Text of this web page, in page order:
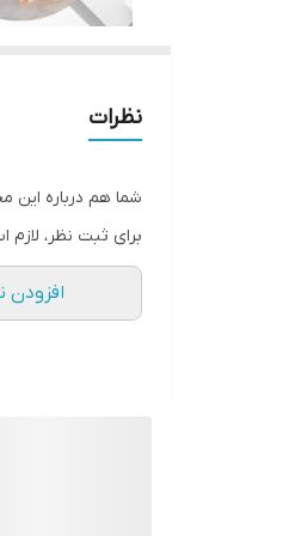
نظرات
شما هم درباره این
برای ثبت نظر،
افزودن